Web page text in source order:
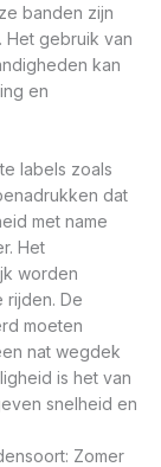
banden zijn
Het gebruik van
kan
en
labels zoals
dat
met name
Het
worden
De
moeten
nat wegdek
is het van
snelheid en
Zomer